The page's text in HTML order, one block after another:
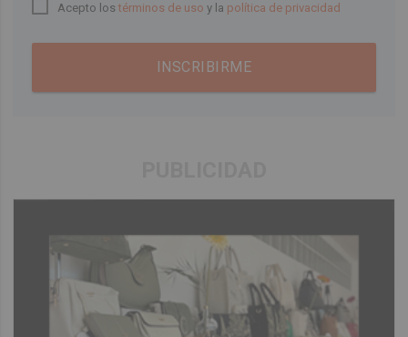
Acepto lostérminos de uso y la política de privacidad
INSCRIBIRME